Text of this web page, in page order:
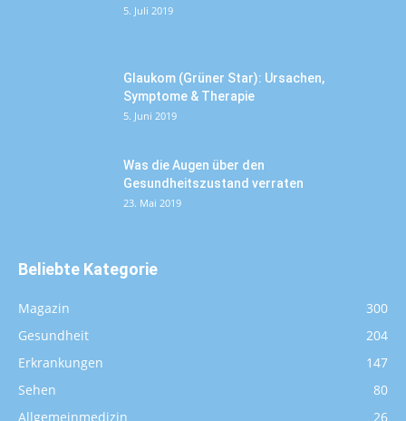
5. Juli 2019
Glaukom (Grüner Star): Ursachen,
Symptome & Therapie
5. Juni 2019
Was die Augen über den
Gesundheitszustand verraten
23. Mai 2019
Beliebte Kategorie
Magazin
300
Gesundheit
204
Erkrankungen
147
Sehen
80
Allgemeinmedizin
26